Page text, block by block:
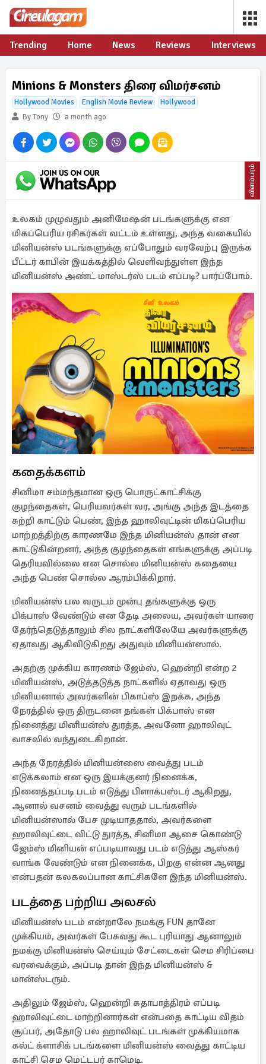
Trending Home News Reviews Interviews
Minions & Monsters திரை விமர்சனம்
Hollywood Movies English Movie Review
Hollywood
By Tony
a month ago
விளம்பரம்
உலகம் முழுவதும் அனிமேஷன் படங்களுக்கு என
மிகப்பெரிய ரசிகர்கள் வட்டம் உள்ளது, அந்த வகையில்
மினியன்ஸ் படங்களுக்கு எப்போதும் வரவேற்பு இருக்க
பீட்டர் காபின் இயக்கத்தில் வெளிவந்துள்ள இந்த
மினியன்ஸ் அண்ட் மாஸ்டர்ஸ் படம் எப்படி? பார்ப்போம்.
கதைக்களம்
சினிமா சம்மந்தமான ஒரு பொருட்காட்சிக்கு
குழந்தைகள், பெரியவர்கள் வர, அங்கு அந்த இடத்தை
சுற்றி காட்டும் பெண், இந்த ஹாலிவுட்டின் மிகப்பெரிய
மாற்றத்திற்கு காரணமே இந்த மினியன்ஸ் தான் என
காட்டுகின்றனர், அந்த குழந்தைகள் எங்களுக்கு அப்படி
தெரியவில்லை என சொல்ல மினியன்ஸ் கதையை
அந்த பெண் சொல்ல ஆரம்பிக்கிறார்.
மினியன்ஸ் பல வருடம் முன்பு தங்களுக்கு ஒரு
பிக்பாஸ் வேண்டும் என தேடி அலைய, அவர்கள் யாரை
தேர்ந்தெடுத்தாலும் சில நாட்களிலேயே அவர்களுக்கு
ஏதாவது ஆகிவிடுகிறது அதுவும் மினியன்ஸால்.
அதற்கு முக்கிய காரணம் ஜேம்ஸ், ஹென்றி என்ற 2
மினியன்ஸ், அடுத்தடுத்த நாட்களில் ஏதாவது ஒரு
மினியனால் அவர்களின் பிகாப்ஸ் இறக்க, அந்த
நேரத்தில் ஒரு திருடனை தங்கள் பிக்பாஸ் என
நினைத்து மினியன்ஸ் துரத்த, அவனோ ஹாலிவுட்
வாசலில் வந்துடைகிறான்.
அந்த நேரத்தில் மினியன்ஸை வைத்து படம்
எடுக்கலாம் என ஒரு இயக்குனர் நினைக்க,
நினைத்தப்படி படம் எடுத்து பிளாக்பஸ்டர் ஆகிறது,
ஆனால் வசனம் வைத்து வரும் படங்களில்
மினியன்ஸால் பேச முடியாததால், அவர்களை
ஹாலிவுட்டை விட்டு துரத்த, சினிமா ஆசை கொண்டு
ஜேம்ஸ் மினியன் எப்படியாவது படம் எடுத்து ஆஸ்கர்
வாங்க வேண்டும் என நினைக்க, பிறகு என்ன ஆனது
என்பதன் கலகலப்பான காட்சிகளே இந்த மினியன்ஸ்.
படத்தை பற்றிய அலசல்
மினியன்ஸ் படம் என்றாலே நமக்கு FUN தானே
முக்கியம், அவர்கள் பேசுவது கூட புரியாது ஆனாலும்
நமக்கு மினியன்ஸ் செய்யும் சேட்டைகள் செம சிரிப்பை
வரவைக்கும், அப்படி தான் இந்த மினியன்ஸ் &
மான்ஸ்டரும்.
அதிலும் ஜேம்ஸ், ஹென்றி கதாபாத்திரம் எப்படி
ஹாலிவுட்டை மாற்றினார்கள் என்பதை காட்டிய விதம்
சூப்பர், அதோடு பல ஹாலிவுட் படங்கள் முக்கியமாக
கல்ட் க்ளாசிக் படங்களை மினியன்ஸ் வைத்து காட்டிய
காட்சி செம மெட்டபர் காமெடி.